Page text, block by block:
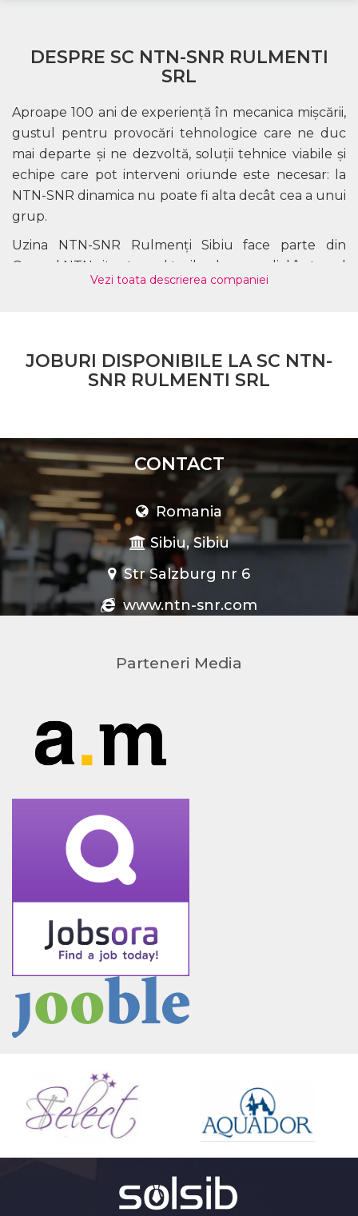
DESPRE SC NTN-SNR RULMENTI
SRL
Aproape 100 ani de experienţă în mecanica mişcării,
gustul pentru provocări tehnologice care ne duc
mai departe şi ne dezvoltă, soluţii tehnice viabile şi
echipe care pot interveni oriunde este necesar: la
NTN-SNR dinamica nu poate fi alta decât cea a unui
grup.
Uzina NTN-SNR Rulmenţi Sibiu face parte din
Grupul NTN situat pe al treilea loc mondial în topul
producătorilor de rulmenţi, cu una din cele mai
intenţie, ci valorile care ne animă şi ne ghidează
permanent activitatea
Vezi toata descrierea companiei
JOBURI DISPONIBILE LA SC NTN-
SNR RULMENTI SRL
CONTACT
Romania
Sibiu, Sibiu
Str Salzburg nr 6
www.ntn-snr.com
Parteneri Media